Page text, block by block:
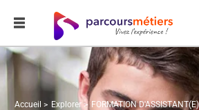
Accueil Explorer FORMATION